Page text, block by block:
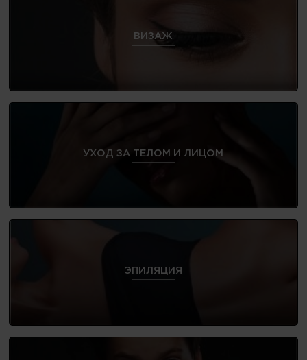
ВИЗАЖ
УХОД ЗА ТЕЛОМ И ЛИЦОМ
ЭПИЛЯЦИЯ